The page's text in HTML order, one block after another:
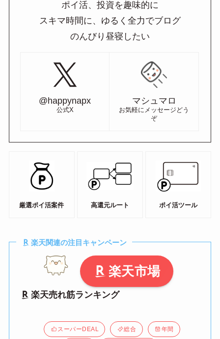
ポイ活、投資を趣味的に
スキマ時間に、ゆるく全力でブログ
のんびり昼寝したい
@happynapx
公式X
マシュマロ
お気軽にメッセージどう
ぞ
厳選ポイ活案件 高還元ルート ポイ活ツール
楽天関連の注目キャンペーン
楽天市場
楽天売れ筋ランキング
スーパーDEAL 総合 年間